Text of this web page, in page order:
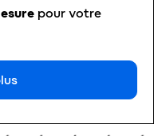
pour votre